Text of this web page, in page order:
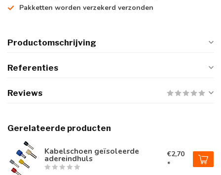
Pakketten worden verzekerd verzonden
Productomschrijving
Referenties
Reviews
Gerelateerde producten
Kabelschoen geïsoleerde
adereindhuls
€2,70
*